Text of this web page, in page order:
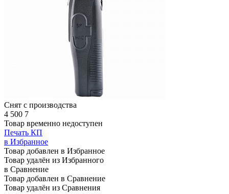
Снят с производства
4 500 7
Товар временно недоступен
Печать КП
в Избранное
Товар добавлен в Избранное
Товар удалён из Избранного
в Сравнение
Товар добавлен в Сравнение
Товар удалён из Сравнения